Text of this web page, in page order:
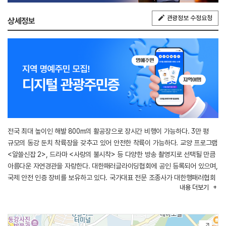
상세정보 관광정보 수정요청
전국 최대 높이인 해발 800m의 활공장으로 장시간 비행이 가능하다. 3만 평
규모의 동강 둔치 착륙장을 갖추고 있어 안전한 착륙이 가능하다. 교양 프로그램
<알쓸신잡 2>, 드라마 <사랑의 불시착> 등 다양한 방송 촬영지로 선택될 만큼
아름다운 자연경관을 자랑한다. 대한패러글라이딩협회에 공인 등록되어 있으며,
국제 안전 인증 장비를 보유하고 있다. 국가대표 전문 조종사가 대한행패러협회
내용 더보기